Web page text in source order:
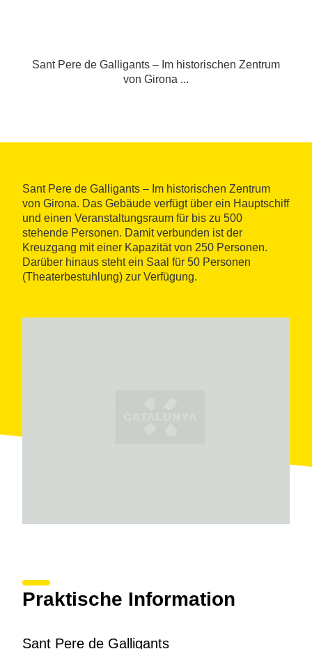
Sant Pere de Galligants – Im historischen Zentrum
von Girona ...
Sant Pere de Galligants – Im historischen Zentrum
von Girona. Das Gebäude verfügt über ein Hauptschiff
und einen Veranstaltungsraum für bis zu 500
stehende Personen. Damit verbunden ist der
Kreuzgang mit einer Kapazität von 250 Personen.
Darüber hinaus steht ein Saal für 50 Personen
(Theaterbestuhlung) zur Verfügung.
Praktische Information
Sant Pere de Galligants